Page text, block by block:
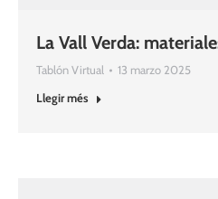
La Vall Verda:
Tablón Virtual
13 marzo 2025
Llegir més